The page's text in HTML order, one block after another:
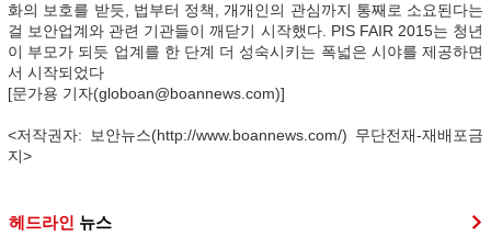
화의 보호를 받듯, 법부터 정책, 개개인의 관심까지 통째로 소요된다는
걸 보안업계와 관련 기관들이 깨닫기 시작했다. PIS FAIR 2015는 청년
이 부모가 되듯 업계를 한 단계 더 성숙시키는 폭넓은 시야를 제공하면
서 시작되었다
[문가용 기자(globoan@boannews.com)]
<저작권자: 보안뉴스(http://www.boannews.com/) 무단전재-재배포금
지>
헤드라인 뉴스